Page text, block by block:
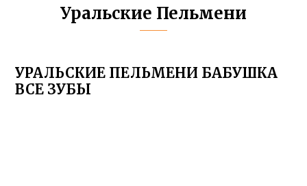
Уральские Пельмени
УРАЛЬСКИЕ ПЕЛЬМЕНИ БАБУШКА
ВСЕ ЗУБЫ